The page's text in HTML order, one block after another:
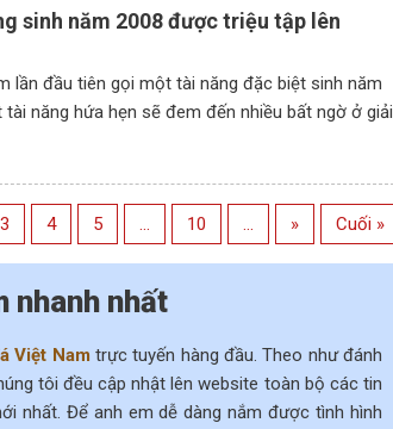
sinh năm 2008 được triệu tập lên
lần đầu tiên gọi một tài năng đặc biệt sinh năm
năng hứa hẹn sẽ đem đến nhiều bất ngờ ở giải
3 4 5 ... 10 ... » Cuối »
nhanh nhất
Việt Namtrực tuyến hàng đầu. Theo như đánh
tôi đều cập nhật lên website toàn bộ các tin
nhất. Để anh em dễ dàng nắm được tình hình